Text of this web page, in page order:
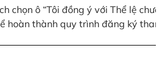
chọn ô “Tôi đồng ý với Thể lệ
hoàn thành quy trình đăng ký